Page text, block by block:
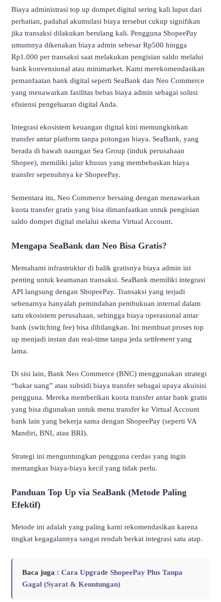
Biaya administrasi top up dompet digital sering kali luput dari
perhatian, padahal akumulasi biaya tersebut cukup signifikan
jika transaksi dilakukan berulang kali. Pengguna ShopeePay
umumnya dikenakan biaya admin sebesar Rp500 hingga
Rp1.000 per transaksi saat melakukan pengisian saldo melalui
bank konvensional atau minimarket. Kami merekomendasikan
pemanfaatan bank digital seperti SeaBank dan Neo Commerce
yang menawarkan fasilitas bebas biaya admin sebagai solusi
efisiensi pengeluaran digital Anda.
Integrasi ekosistem keuangan digital kini memungkinkan
transfer antar platform tanpa potongan biaya. SeaBank, yang
berada di bawah naungan Sea Group (induk perusahaan
Shopee), memiliki jalur khusus yang membebaskan biaya
transfer sepenuhnya ke ShopeePay.
Sementara itu, Neo Commerce bersaing dengan menawarkan
kuota transfer gratis yang bisa dimanfaatkan untuk pengisian
saldo dompet digital melalui skema Virtual Account.
Mengapa SeaBank dan Neo Bisa Gratis?
Memahami infrastruktur di balik gratisnya biaya admin ini
penting untuk keamanan transaksi. SeaBank memiliki integrasi
API langsung dengan ShopeePay. Transaksi yang terjadi
sebenarnya hanyalah pemindahan pembukuan internal dalam
satu ekosistem perusahaan, sehingga biaya operasional antar
bank (switching fee) bisa dihilangkan. Ini membuat proses top
up menjadi instan dan real-time tanpa jeda settlementyang
lama.
Di sisi lain, Bank Neo Commerce (BNC) menggunakan strategi
“bakar uang” atau subsidi biaya transfer sebagai upaya akuisisi
pengguna. Mereka memberikan kuota transfer antar bank gratis
yang bisa digunakan untuk menu transfer ke Virtual Account
bank lain yang bekerja sama dengan ShopeePay (seperti VA
Mandiri, BNI, atau BRI).
Strategi ini menguntungkan pengguna cerdas yang ingin
memangkas biaya-biaya kecil yang tidak perlu.
Panduan Top Up via SeaBank (Metode Paling
Efektif)
Metode ini adalah yang paling kami rekomendasikan karena
tingkat kegagalannya sangat rendah berkat integrasi satu atap.
Baca juga : Cara Upgrade ShopeePay Plus Tanpa
Gagal (Syarat & Keuntungan)